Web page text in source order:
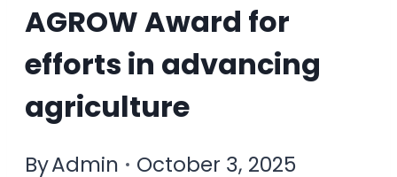
AGROW Award for
efforts in advancing
agriculture
ByAdmin October 3, 2025